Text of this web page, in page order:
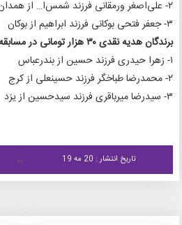
۲- علی‌اصغر ورمقانی فرزند شمس‌ا… از همدان
۳- جعفر فتحی بوکانی فرزند ابراهیم از بوکان
برندگان هدیه نقدی ۳۰ هزار تومانی در مسابقه پیامکی ۳۴۹:
۱- زهرا حیدری فرزند حسین از بندرعباس
۲- محمدرضا طباخگر فرزند حسینعلی از کرج
۳- سیدرضا میرباقری فرزند سیدحسین از یزد
تاریخ انتشار : 20 مه 19